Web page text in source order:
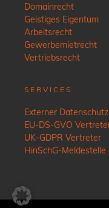
Domainrecht
Geistiges Eigentum
Arbeitsrecht
Gewerbemietrecht
Vertriebsrecht
SERVICES
Externer
EU-DS-GVO
UK-GDPR Vertreter
HinSchG-Meldestelle